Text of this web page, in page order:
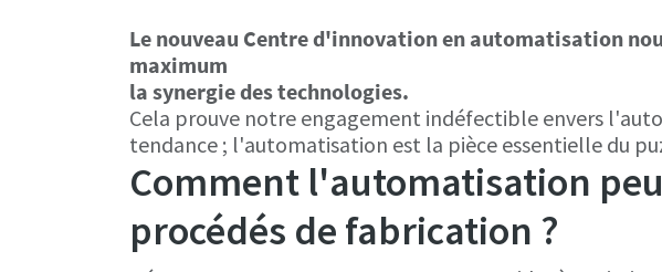
Le nouveau Centre d'innovation en automatisation
maximum
la synergie des technologies.
Cela prouve notre engagement indéfectible envers
tendance ; l'automatisation est la pièce essentielle du
Comment l'automatisation
procédés de fabrication ?